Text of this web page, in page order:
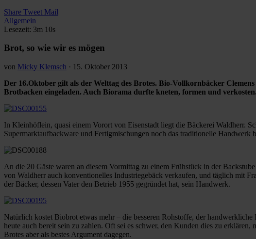
Share Tweet Mail
Allgemein
Lesezeit: 3m 10s
Brot, so wie wir es mögen
von Micky Klemsch · 15. Oktober 2013
Der 16.Oktober gilt als der Welttag des Brotes. Bio-Vollkornbäcker
Brotbacken eingeladen. Auch Biorama durfte kneten, formen und verkosten.
In Kleinhöflein, quasi einem Vorort von Eisenstadt liegt die Bäckerei Waldherr.
Supermarktaufbackware und Fertigmischungen noch das traditionelle Handwerk
An die 20 Gäste waren an diesem Vormittag zu einem Frühstück in der
von Waldherr auch konventionelles Industriegebäck verkaufen, und täglich mit
der Bäcker, dessen Vater den Betrieb 1955 gegründet hat, sein Handwerk.
Natürlich kostet Biobrot etwas mehr – die besseren Rohstoffe, der
heute auch bereit sein zu zahlen. Oft sei es schwer, den Kunden dies zu
Brotes aber als bestes Argument dagegen.